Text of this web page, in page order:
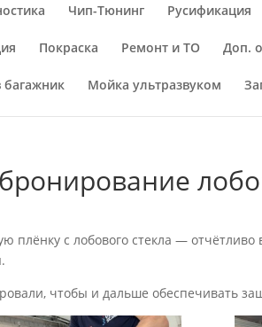
Чип-Тюнинг Русификация
Покраска Ремонт и ТО Доп.
багажник Мойка ультразвуком
плёнку с лобового стекла —
чтобы и дальше обеспечивать